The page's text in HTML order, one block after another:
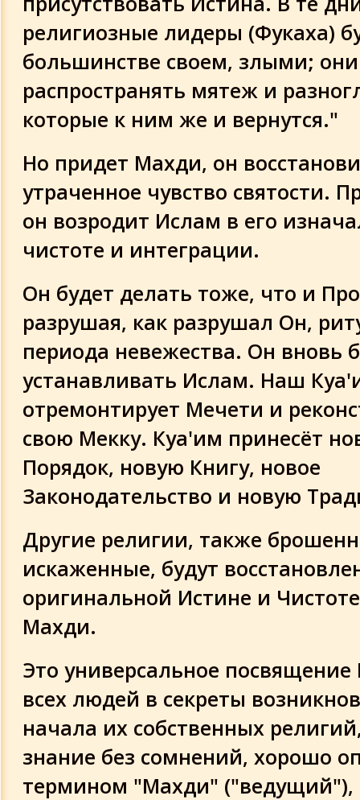
религиозные лидеры (Фукаха)
большинстве своем, злыми; они
распространять мятеж и
которые к ним же и вернутся."
Но придет Махди, он
утраченное чувство святости.
он возродит Ислам в его
чистоте и интеграции.
Он будет делать тоже, что и
разрушая, как разрушал Он,
периода невежества. Он вновь
устанавливать Ислам. Наш
отремонтирует Мечети и
свою Мекку. Куа'им принесёт
Порядок, новую Книгу, новое
Законодательство и новую
Другие религии, также
искаженные, будут
оригинальной Истине и
Махди.
Это универсальное
всех людей в секреты
начала их собственных
знание без сомнений, хорошо
термином "Махди"